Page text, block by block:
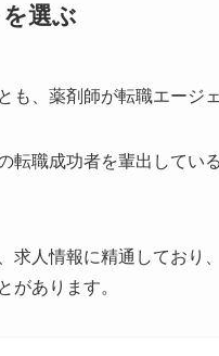
選ぶ
も、薬剤師が転職エージ
転職成功者を輩出してい
求人情報に精通しており
があります。